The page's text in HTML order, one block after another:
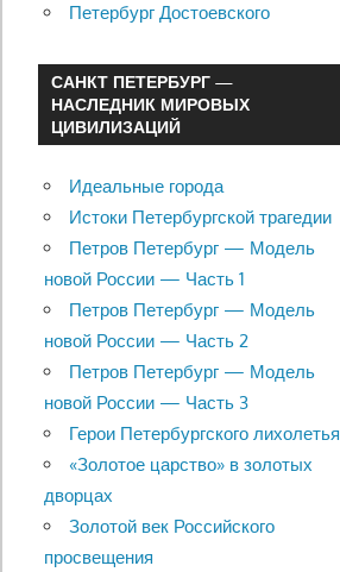
Петербург Достоевского
САНКТ ПЕТЕРБУРГ —
НАСЛЕДНИК МИРОВЫХ
ЦИВИЛИЗАЦИЙ
Идеальные города
Истоки Петербургской трагедии
Петров Петербург — Модель
новой России — Часть 1
Петров Петербург — Модель
новой России — Часть 2
Петров Петербург — Модель
новой России — Часть 3
Герои Петербургского лихолетья
«Золотое царство» в золотых
дворцах
Золотой век Российского
просвещения